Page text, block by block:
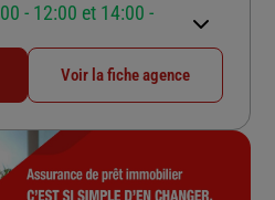
- 12:00 et 14:00 -
Voir la fiche agence